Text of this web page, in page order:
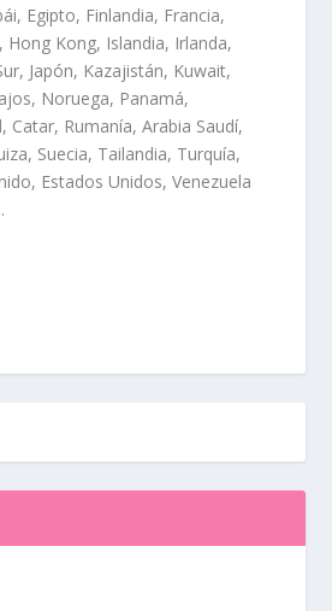
Egipto, Finlandia, Francia,
Hong Kong, Islandia, Irlanda,
Japón, Kazajistán, Kuwait,
Noruega, Panamá,
Catar, Rumanía, Arabia Saudí,
Suecia, Tailandia, Turquía,
Estados Unidos, Venezuela